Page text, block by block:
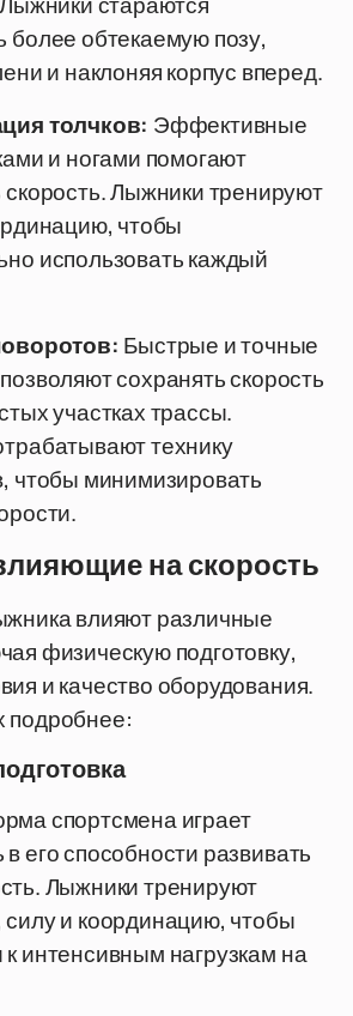
более обтекаемую позу,
и наклоняя корпус вперед.
толчков: Эффективные
и ногами помогают
скорость. Лыжники тренируют
чтобы
использовать каждый
Быстрые и точные
сохранять скорость
участках трассы.
технику
чтобы минимизировать
на скорость
влияют различные
физическую подготовку,
и качество оборудования.
подробнее:
спортсмена играет
его способности развивать
Лыжники тренируют
и координацию, чтобы
интенсивным нагрузкам на